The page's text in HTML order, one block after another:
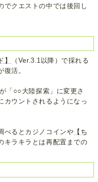
でクエストの中では後回し
】
（Ver.3.1以降）で採れる
活。
「○○大陸探索」に変更さ
カウントされるようになっ
べるとカジノコインや 【ち
キラキラとは再配置までの